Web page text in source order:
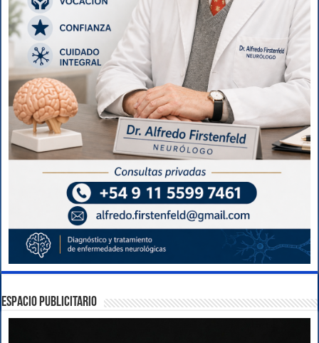
ESPACIO PUBLICITARIO